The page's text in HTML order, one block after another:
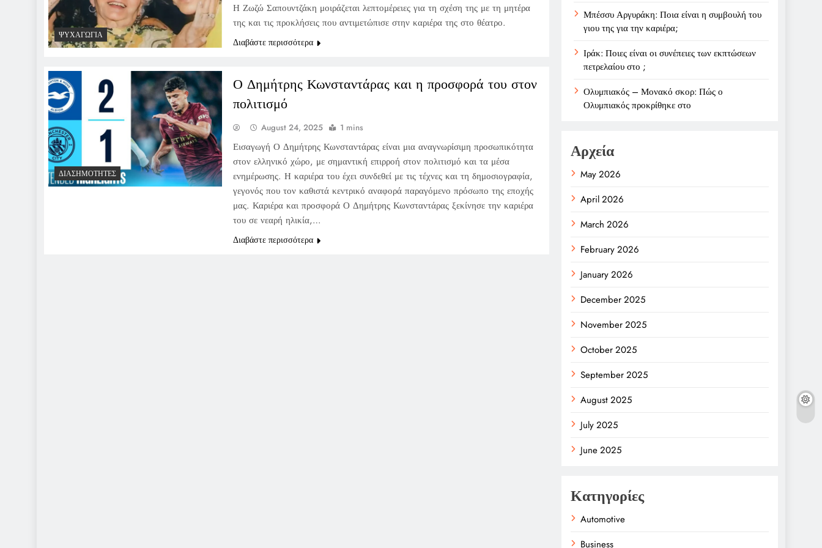
ΨΥΧΑΓΩΓΊΑ
Η Ζωζώ Σαπουντζάκη μοιράζεται λεπτομέρειες για τη σχέση της με τη μητέρα
της και τις προκλήσεις που αντιμετώπισε στην καριέρα της στο θέατρο.
Διαβάστε περισσότερα
ΔΙΑΣΗΜΌΤΗΤΕΣ
Ο Δημήτρης Κωνσταντάρας και η προσφορά του στον
πολιτισμό
August 24, 2025 1 mins
Εισαγωγή Ο Δημήτρης Κωνσταντάρας είναι μια αναγνωρίσιμη προσωπικότητα
στον ελληνικό χώρο, με σημαντική επιρροή στον πολιτισμό και τα μέσα
ενημέρωσης. Η καριέρα του έχει συνδεθεί με τις τέχνες και τη δημοσιογραφία,
γεγονός που τον καθιστά κεντρικό αναφορά παραγόμενο πρόσωπο της εποχής
μας. Καριέρα και προσφορά Ο Δημήτρης Κωνσταντάρας ξεκίνησε την καριέρα
του σε νεαρή ηλικία,…
Διαβάστε περισσότερα
Μπέσσυ Αργυράκη: Ποια είναι η συμβουλή του
γιου της για την καριέρα;
Ιράκ: Ποιες είναι οι συνέπειες των εκπτώσεων
πετρελαίου στο ;
Ολυμπιακός – Μονακό σκορ: Πώς ο
Ολυμπιακός προκρίθηκε στο
Αρχεία
May 2026
April 2026
March 2026
February 2026
January 2026
December 2025
November 2025
October 2025
September 2025
August 2025
July 2025
June 2025
Κατηγορίες
Automotive
Business